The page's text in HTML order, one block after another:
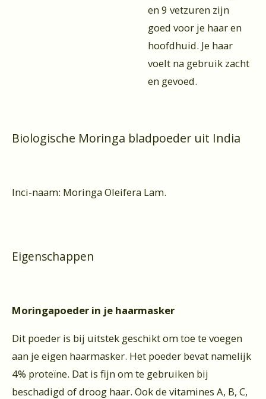
en 9 vetzuren zijn
goed voor je haar en
hoofdhuid. Je haar
voelt na gebruik zacht
en gevoed.
Biologische Moringa bladpoeder uit India
Inci-naam: Moringa Oleifera Lam.
Eigenschappen
Moringapoeder in je haarmasker
Dit poeder is bij uitstek geschikt om toe te voegen
aan je eigen haarmasker. Het poeder bevat namelijk
4% proteïne. Dat is fijn om te gebruiken bij
beschadigd of droog haar. Ook de vitamines A, B, C,